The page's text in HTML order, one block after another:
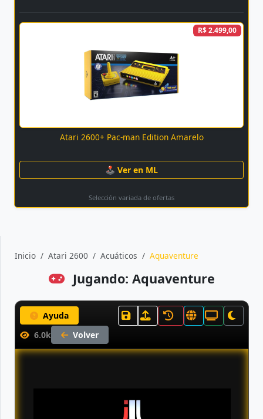
R$ 2.499,00
Atari 2600+ Pac-man Edition Amarelo
🕹 Ver en ML
Selección variada de ofertas
Inicio Atari 2600 Acuáticos Aquaventure
Jugando: Aquaventure
Ayuda
6.0k
Volver